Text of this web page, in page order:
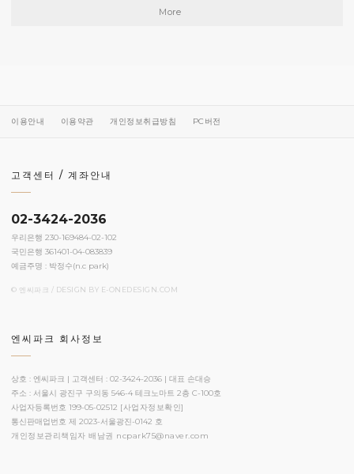
More
이용안내 이용약관 개인정보취급방침 PC버전
고객센터 / 계좌안내
02-3424-2036
우리은행 230-169484-02-102
국민은행 361401-04-083839
예금주명 : 박정수(n.c park)
© 엔씨파크 / DESIGN BY E-ONEDESIGN.COM
엔씨파크 회사정보
상호 : 엔씨파크 | 고객센터 : 02-3424-2036 | 대표 손대승
주소 : 서울시 광진구 구의동 546-4 테크노마트 2층 C-100호
사업자등록번호 199-05-02512 [사업자정보확인]
통신판매업번호 제 2023-서울광진-0142 호
개인정보관리책임자 배남권 ncpark75@naver.com